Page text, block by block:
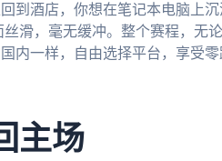
到酒店，你想在笔记本电脑上
滑，毫无缓冲。整个赛程，无
内一样，自由选择平台，享受零
主场